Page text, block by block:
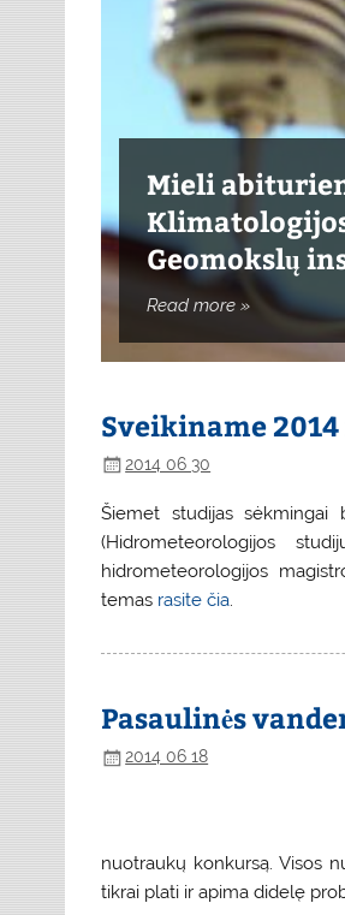
Mieli
Geomokslų
Read more »
Mieli
Geomokslų
Mieli
Geomokslų
Sveikiname
2014 06 30
Šiemet studijas sėkmingai
(Hidrometeorologijos
hidrometeorologijos
temas rasite čia
Pasaulinės
2014 06 18
nuotraukų konkursą. Visos
tikrai plati ir apima didelę